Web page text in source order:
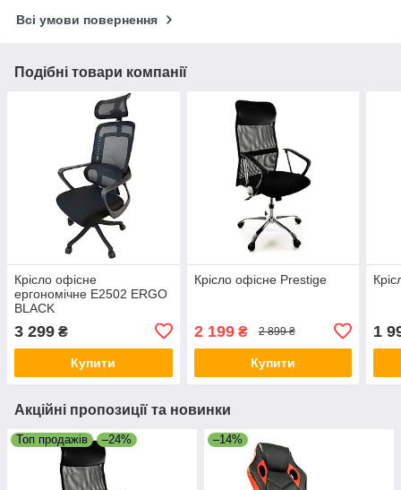
Всі умови повернення
Подібні товари компанії
Крісло офісне
ергономічне Е2502 ERGO
BLACK
3 299 ₴
Купити
Крісло офісне Prestige
2 199₴ 2 899 ₴
Купити
1
Акційні пропозиції та новинки
Топ продажів –24% –14%